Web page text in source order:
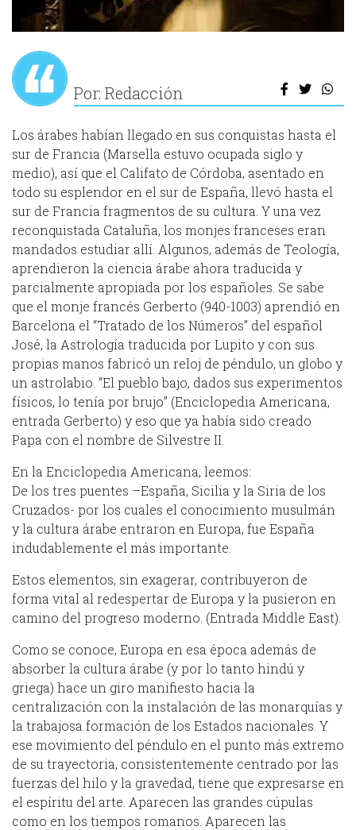
Por: Redacción
Los árabes habían llegado en sus conquistas hasta el
sur de Francia (Marsella estuvo ocupada siglo y
medio), así que el Califato de Córdoba, asentado en
todo su esplendor en el sur de España, llevó hasta el
sur de Francia fragmentos de su cultura. Y una vez
reconquistada Cataluña, los monjes franceses eran
mandados estudiar allí. Algunos, además de Teología,
aprendieron la ciencia árabe ahora traducida y
parcialmente apropiada por los españoles. Se sabe
que el monje francés Gerberto (940-1003) aprendió en
Barcelona el “Tratado de los Números” del español
José, la Astrología traducida por Lupito y con sus
propias manos fabricó un reloj de péndulo, un globo y
un astrolabio. “El pueblo bajo, dados sus experimentos
físicos, lo tenía por brujo” (Enciclopedia Americana,
entrada Gerberto) y eso que ya había sido creado
Papa con el nombre de Silvestre II.
En la Enciclopedia Americana, leemos:
De los tres puentes –España, Sicilia y la Siria de los
Cruzados- por los cuales el conocimiento musulmán
y la cultura árabe entraron en Europa, fue España
indudablemente el más importante.
Estos elementos, sin exagerar, contribuyeron de
forma vital al redespertar de Europa y la pusieron en
camino del progreso moderno. (Entrada Middle East).
Como se conoce, Europa en esa época además de
absorber la cultura árabe (y por lo tanto hindú y
griega) hace un giro manifiesto hacia la
centralización con la instalación de las monarquías y
la trabajosa formación de los Estados nacionales. Y
ese movimiento del péndulo en el punto más extremo
de su trayectoria, consistentemente centrado por las
fuerzas del hilo y la gravedad, tiene que expresarse en
el espíritu del arte. Aparecen las grandes cúpulas
como en los tiempos romanos. Aparecen las